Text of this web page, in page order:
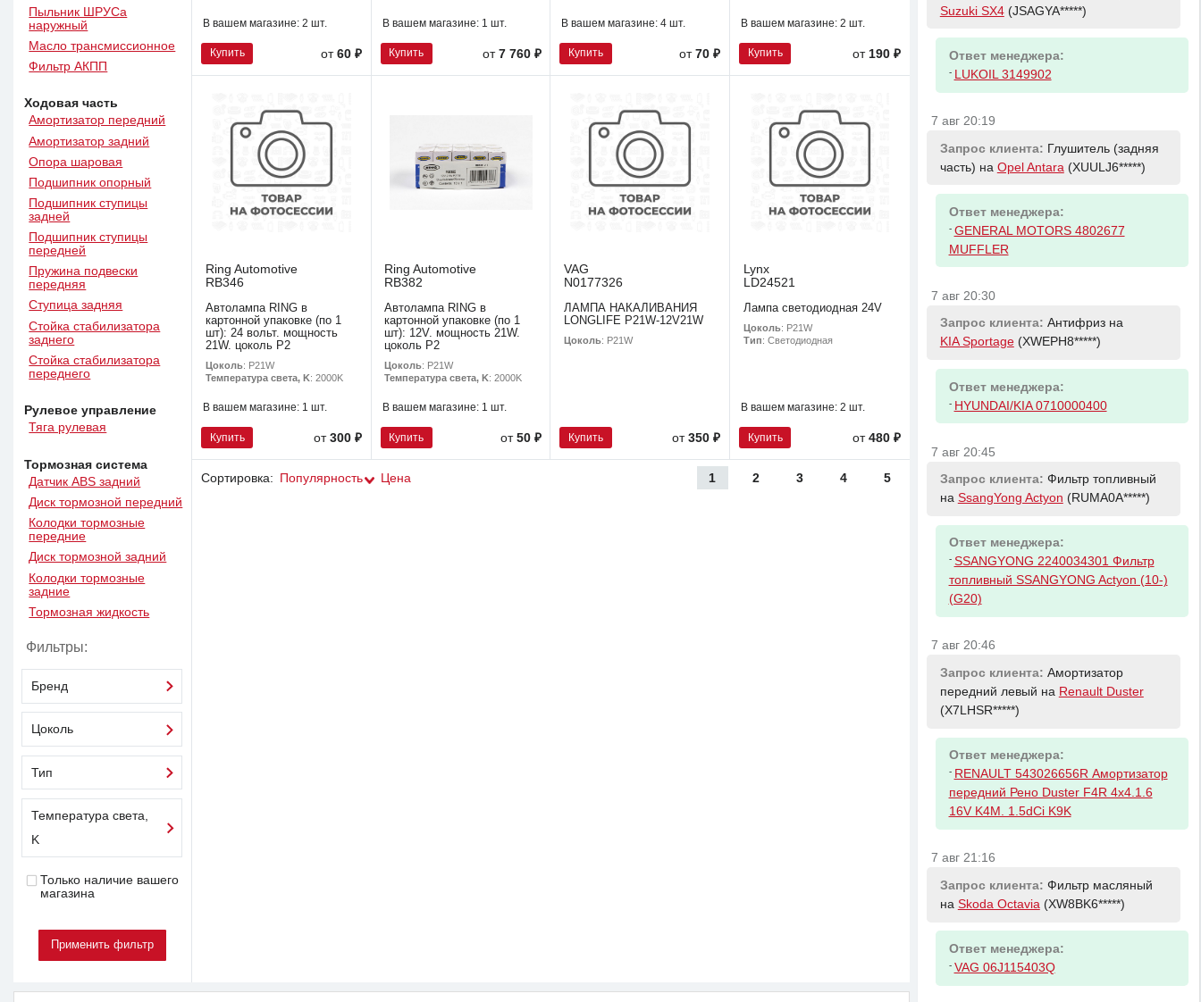
Пыльник ШРУСа
наружный
Масло трансмиссионное
Фильтр АКПП
Ходовая часть
Амортизатор передний
Амортизатор задний
Опора шаровая
Подшипник опорный
Подшипник ступицы
задней
Подшипник ступицы
передней
Пружина подвески
передняя
Ступица задняя
Стойка стабилизатора
заднего
Стойка стабилизатора
переднего
Рулевое управление
Тяга рулевая
Тормозная система
Датчик ABS задний
Диск тормозной передний
Колодки тормозные
передние
Диск тормозной задний
Колодки тормозные
задние
Тормозная жидкость
Фильтры:
Бренд
Цоколь
Тип
Температура света,
K
Только наличие вашего
магазина
В вашем магазине: 2 шт.
Купить от60 ₽
В вашем магазине: 1 шт.
Купить от 7 760 ₽
В вашем магазине:4 шт.
Купить от70 ₽
В вашем магазине: 2 шт.
Купить от 190 ₽
Ring Automotive
RB346
Автолампа RING в
картонной упаковке (по 1
шт): 24 вольт. мощность
21W. цоколь P2
Цоколь: P21W
Температура света, K: 2000K
В вашем магазине: 1 шт.
Купить от300 ₽
Ring Automotive
RB382
Автолампа RING в
картонной упаковке (по 1
шт): 12V. мощность 21W.
цоколь P2
Цоколь: P21W
Температура света, K: 2000K
В вашем магазине: 1 шт.
Купить от 50 ₽
VAG
N0177326
ЛАМПА НАКАЛИВАНИЯ
LONGLIFE P21W-12V21W
Цоколь: P21W
Купить от350 ₽
Lynx
LD24521
Лампа светодиодная 24V
Цоколь: P21W
Тип: Светодиодная
В вашем магазине: 2 шт.
Купить от 480 ₽
Сортировка: Популярность Цена 1 2 3 4 5
Suzuki SX4(JSAGYA*****)
Ответ менеджера:
- LUKOIL 3149902
7 авг 20:19
Запрос клиента: Глушитель (задняя
часть) на Opel Antara (XUULJ6*****)
Ответ менеджера:
- GENERAL MOTORS 4802677
MUFFLER
7 авг 20:30
Запрос клиента: Антифриз на
KIA Sportage(XWEPH8*****)
Ответ менеджера:
- HYUNDAI/KIA 0710000400
7 авг 20:45
Запрос клиента: Фильтр топливный
на SsangYong Actyon (RUMA0A*****)
Ответ менеджера:
- SSANGYONG 2240034301 Фильтр
топливный SSANGYONG Actyon (10-)
(G20)
7 авг 20:46
Запрос клиента: Амортизатор
передний левый на Renault Duster
(X7LHSR*****)
Ответ менеджера:
- RENAULT 543026656R Амортизатор
передний Рено Duster F4R 4x4.1.6
16V K4M. 1.5dCi K9K
7 авг 21:16
Запрос клиента: Фильтр масляный
на Skoda Octavia (XW8BK6*****)
Ответ менеджера:
- VAG 06J115403Q